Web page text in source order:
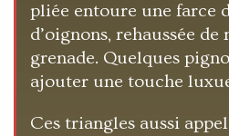
pliée entoure une farce
d’oignons, rehaussée de
grenade. Quelques
ajouter une touche
Ces triangles aussi